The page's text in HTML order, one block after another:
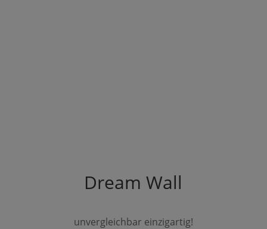
Dream Wall
unvergleichbar einzigartig!